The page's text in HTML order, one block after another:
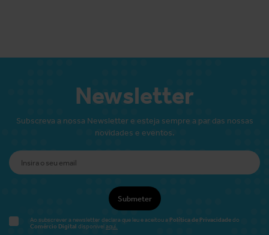
Newsletter
Subscreva a nossa Newsletter e esteja sempre a par das nossas
novidades e eventos.
Submeter
Ao subscrever a newsletter declara que leu e aceitou a Política de Privacidadedo
Comércio Digital disponível aqui.